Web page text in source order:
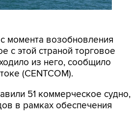
момента возобновления
с этой страной торговое
из него, сообщило
(CENTCOM).
51 коммерческое судно,
в рамках обеспечения